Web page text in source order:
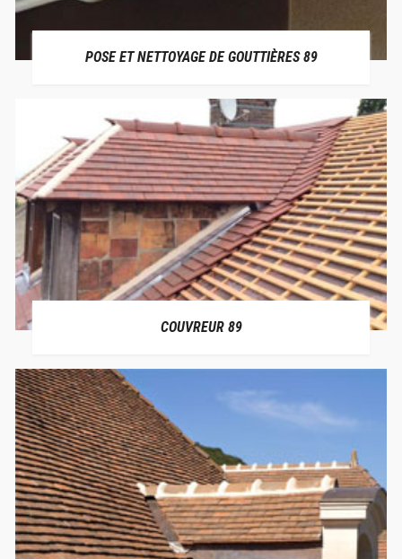
POSE ET NETTOYAGE DE GOUTTIÈRES 89
COUVREUR 89